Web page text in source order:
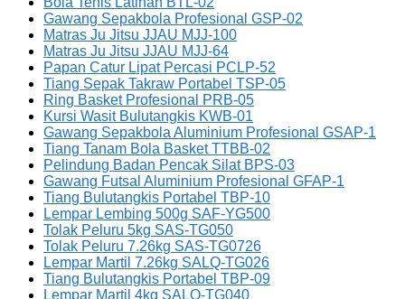
Gawang Sepakbola Profesional GSP-02
Matras Ju Jitsu JJAU MJJ-100
Matras Ju Jitsu JJAU MJJ-64
Papan Catur Lipat Percasi PCLP-52
Tiang Sepak Takraw Portabel TSP-05
Ring Basket Profesional PRB-05
Kursi Wasit Bulutangkis KWB-01
Gawang Sepakbola Aluminium Profesional GSAP-1
Tiang Tanam Bola Basket TTBB-02
Pelindung Badan Pencak Silat BPS-03
Gawang Futsal Aluminium Profesional GFAP-1
Tiang Bulutangkis Portabel TBP-10
Lempar Lembing 500g SAF-YG500
Tolak Peluru 5kg SAS-TG050
Tolak Peluru 7.26kg SAS-TG0726
Lempar Martil 7.26kg SALQ-TG026
Tiang Bulutangkis Portabel TBP-09
Lempar Martil 4kg SALQ-TG040